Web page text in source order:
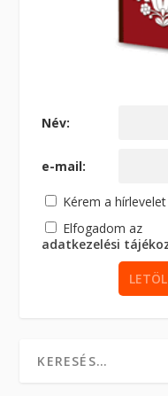
Név:
e-mail:
Kérem a hírlevelet
Elfogadom az
adatkezelési